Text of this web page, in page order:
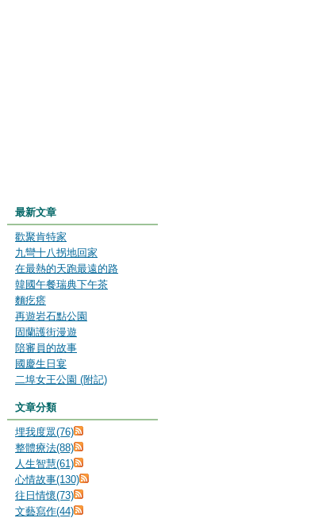
最新文章
歡聚肯特家
九彎十八拐地回家
在最熱的天跑最遠的路
韓國午餐瑞典下午茶
麵疙瘩
再遊岩石點公園
固蘭護街漫遊
陪審員的故事
國慶生日宴
二埠女王公園 (附記)
文章分類
埋我度眾(76)
整體療法(88)
人生智慧(61)
心情故事(130)
往日情懷(73)
文藝寫作(44)